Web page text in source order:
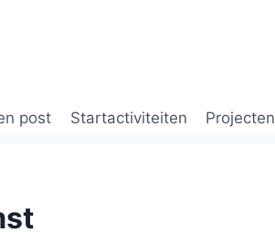
post Startactiviteiten Projecten